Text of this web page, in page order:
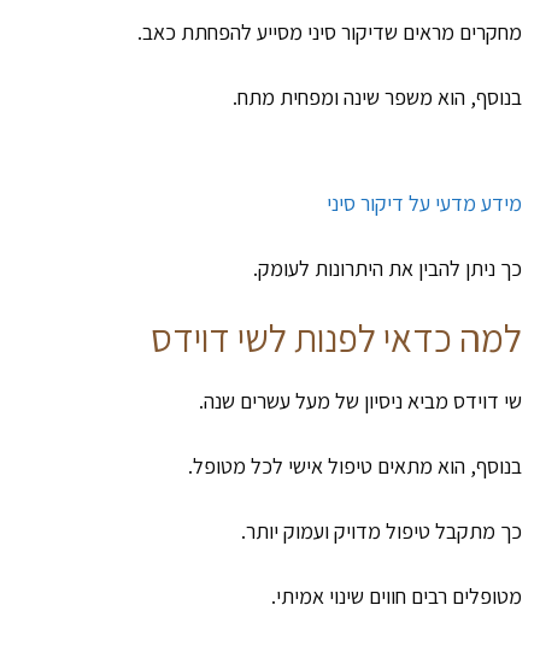
מחקרים מראים שדיקור סיני מסייע להפחתת כאב.
בנוסף, הוא משפר שינה ומפחית מתח.
מידע מדעי על דיקור סיני
כך ניתן להבין את היתרונות לעומק.
למה כדאי לפנות לשי דוידס
שי דוידס מביא ניסיון של מעל עשרים שנה.
בנוסף, הוא מתאים טיפול אישי לכל מטופל.
כך מתקבל טיפול מדויק ועמוק יותר.
מטופלים רבים חווים שינוי אמיתי.